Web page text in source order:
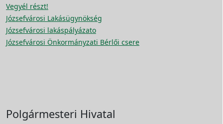
Vegyél részt!
Józsefvárosi Lakásügynökség
Józsefvárosi lakáspályázato
Józsefvárosi Önkormányzati Bérlői csere
Polgármesteri Hivatal